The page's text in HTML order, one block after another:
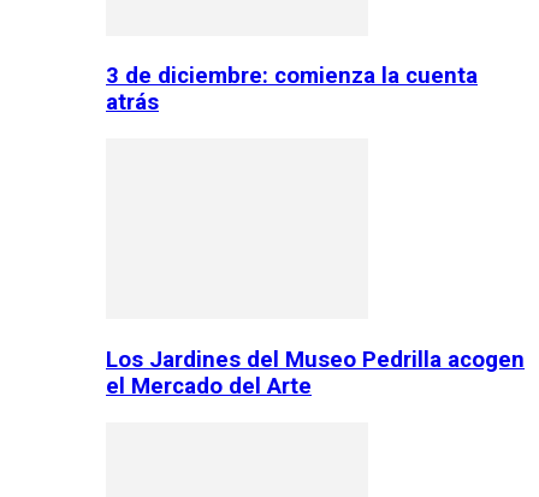
3 de diciembre: comienza la cuenta
atrás
Los Jardines del Museo Pedrilla acogen
el Mercado del Arte